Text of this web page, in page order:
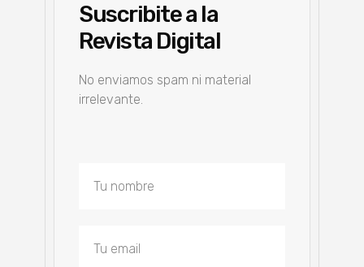
Suscribite a la
Revista Digital
No enviamos spam ni material
irrelevante.